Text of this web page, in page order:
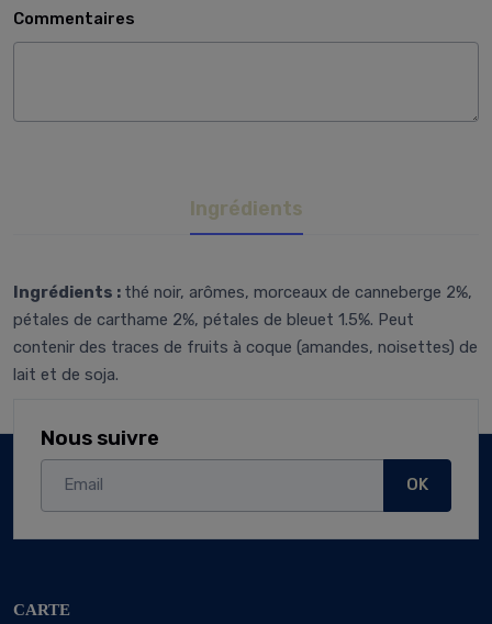
Commentaires
Ingrédients
Ingrédients : thé noir, arômes, morceaux de canneberge 2%,
pétales de carthame 2%, pétales de bleuet 1.5%. Peut
contenir des traces de fruits à coque (amandes, noisettes) de
lait et de soja.
Nous suivre
OK
CARTE